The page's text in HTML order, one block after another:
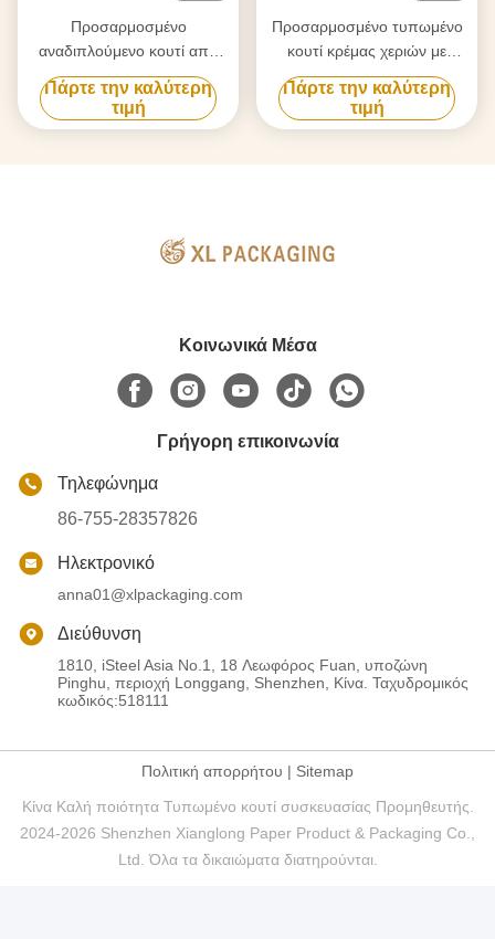
Προσαρμοσμένο
αναδιπλούμενο κουτί από
χαρτόνια για συσκευασία
καλλυντικών κρέμας
προσώπου
Πάρτε την καλύτερη
τιμή
Προσαρμοσμένο τυπωμένο
κουτί κρέμας χεριών με
αλουμινόχαρτο |
Πτυσσόμενο χαρτόνι
Πάρτε την καλύτερη
τιμή
Κοινωνικά Μέσα
Γρήγορη επικοινωνία
Τηλεφώνημα
86-755-28357826
Ηλεκτρονικό
anna01@xlpackaging.com
Διεύθυνση
1810, iSteel Asia No.1, 18 Λεωφόρος Fuan, υποζώνη
Pinghu, περιοχή Longgang, Shenzhen, Κίνα. Ταχυδρομικός
κωδικός:518111
Πολιτική απορρήτου | Sitemap
Κίνα Καλή ποιότητα Τυπωμένο κουτί συσκευασίας Προμηθευτής.
2024-2026 Shenzhen Xianglong Paper Product & Packaging Co.,
Ltd. Όλα τα δικαιώματα διατηρούνται.